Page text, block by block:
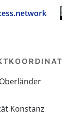
Konstanz